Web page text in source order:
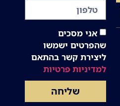
אני מסכים
שהפרטים ישמשו
ליצירת קשר בהתאם
למדיניות פרטיות
שליחה